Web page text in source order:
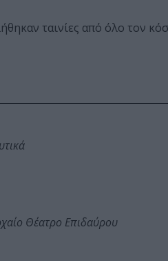
ταινίες από όλο τον
Θέατρο Επιδαύρου